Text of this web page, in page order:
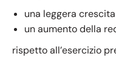
una leggera
un aumento della
rispetto all’esercizio